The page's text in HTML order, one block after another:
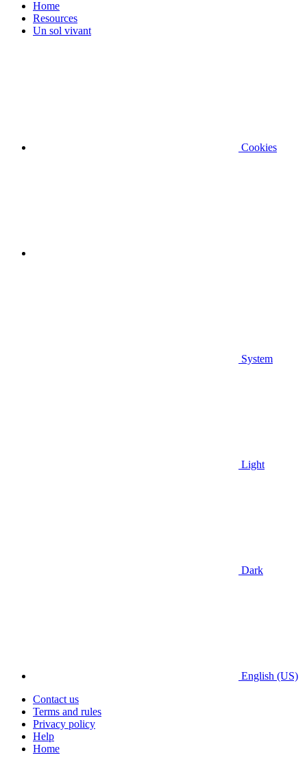
Home
Resources
Un sol vivant
Cookies
System
Light
Dark
English (US)
Contact us
Terms and rules
Privacy policy
Help
Home